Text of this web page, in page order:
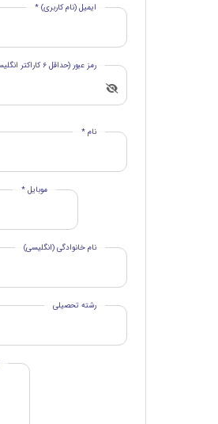
ایمیل (نام کاربری) *
رمز عبور (حداقل 6 کاراکتر انگلیسی باشد) *
نام *
موبایل *
نام خانوادگی (انگلیسی)
رشته تحصیلی